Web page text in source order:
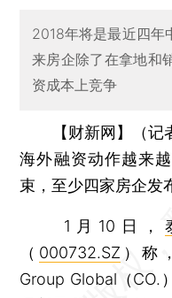
2018年将是最近四年
来房企除了在拿地和
资成本上竞争
【财新网】（记
海外融资动作越来
束，至少四家房企发
1月10日，
（ 000732.SZ ）称
Group Global（CO.